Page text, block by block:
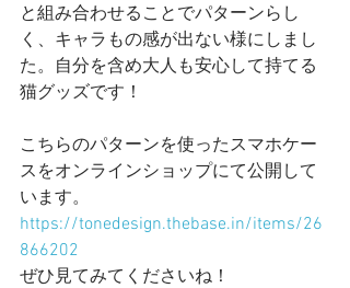
と組み合わせることでパターンらし
く、キャラもの感が出ない様にしまし
た。自分を含め大人も安心して持てる
猫グッズです！
こちらのパターンを使ったスマホケー
スをオンラインショップにて公開して
います。
https://tonedesign.thebase.in/items/26
866202
ぜひ見てみてくださいね！